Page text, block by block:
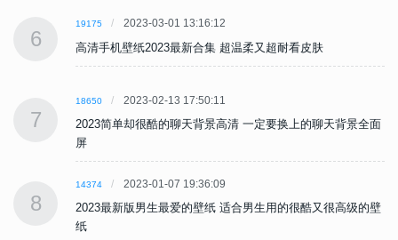
6
19175 2023-03-01 13:16:12
高清手机壁纸2023最新合集 超温柔又超耐看皮肤
7
18650 2023-02-13 17:50:11
2023简单却很酷的聊天背景高清 一定要换上的聊天背景全面
屏
8
14374 2023-01-07 19:36:09
2023最新版男生最爱的壁纸 适合男生用的很酷又很高级的壁
纸